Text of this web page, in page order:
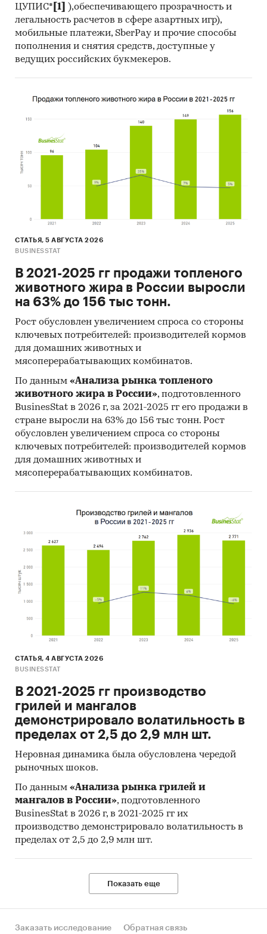
ЦУПИС* [1]
),обеспечивающего прозрачность и
легальность расчетов в сфере азартных игр),
мобильные платежи, SberPay и прочие способы
пополнения и снятия средств, доступные у
ведущих российских букмекеров.
СТАТЬЯ, 5 АВГУСТА 2026
BUSINESSTAT
В 2021-2025 гг продажи топленого
животного жира в России выросли
на 63% до 156 тыс тонн.
Рост обусловлен увеличением спроса со стороны
ключевых потребителей: производителей кормов
для домашних животных и
мясоперерабатывающих комбинатов.
По данным «Анализа рынка топленого
животного жира в России», подготовленного
BusinesStat в 2026 г, за 2021-2025 гг его продажи в
стране выросли на 63% до 156 тыс тонн. Рост
обусловлен увеличением спроса со стороны
ключевых потребителей: производителей кормов
для домашних животных и
мясоперерабатывающих комбинатов.
СТАТЬЯ, 4 АВГУСТА 2026
BUSINESSTAT
В 2021-2025 гг производство
грилей и мангалов
демонстрировало волатильность в
пределах от 2,5 до 2,9 млн шт.
Неровная динамика была обусловлена чередой
рыночных шоков.
По данным «Анализа рынка грилей и
мангалов в России», подготовленного
BusinesStat в 2026 г, в 2021-2025 гг их
производство демонстрировало волатильность в
пределах от 2,5 до 2,9 млн шт.
Показать еще
Заказать исследование Обратная связь